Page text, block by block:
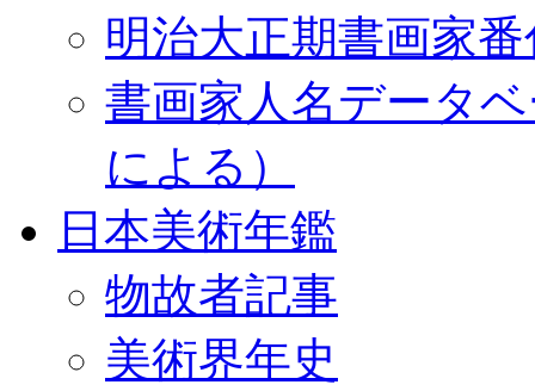
明治大正期書画家
書画家人名データ
による）
日本美術年鑑
物故者記事
美術界年史